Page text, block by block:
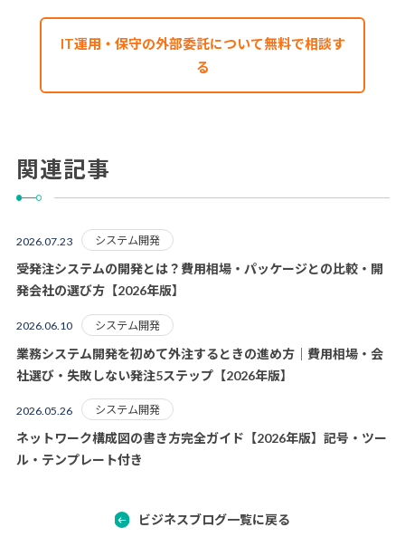
IT運用・保守の外部委託について無料で相談す
る
関連記事
2026.07.23 システム開発
受発注システムの開発とは？費用相場・パッケージとの比較・開
発会社の選び方【2026年版】
2026.06.10 システム開発
業務システム開発を初めて外注するときの進め方｜費用相場・会
社選び・失敗しない発注5ステップ【2026年版】
2026.05.26 システム開発
ネットワーク構成図の書き方完全ガイド【2026年版】記号・ツー
ル・テンプレート付き
ビジネスブログ一覧に戻る